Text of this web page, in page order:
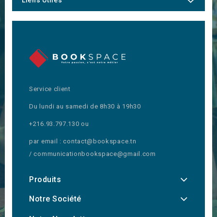
Service client
Du lundi au samedi de 8h30 à 19h30
+216.93.797.130 ou
par email : contact@bookspace.tn
/ communicationbookspace@gmail.com
Produits
Notre Société